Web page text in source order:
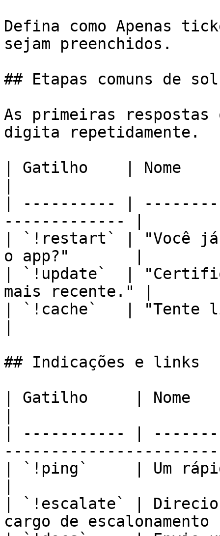
Defina como Apenas
sejam preenchidos.
## Etapas comuns de
As primeiras respostas
digita repetidamente.
| Gatilho    | Nome
| ---------- |
------------- |
| `!restart` | "Você
o app?"       |
| `!update`  |
mais recente." |
| `!cache`   | "Tente
## Indicações e links
| Gatilho     | Nome
| ----------- |
| `!ping`     | Um
| `!escalate` |
cargo de